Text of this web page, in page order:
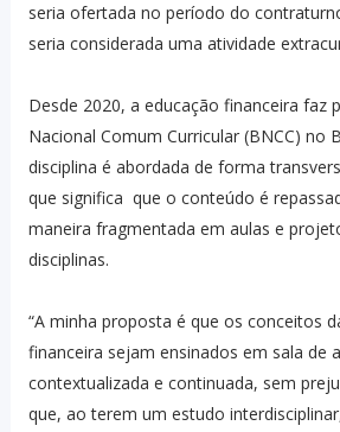
seria ofertada no período do
seria considerada uma atividade
Desde 2020, a educação financeira faz
Nacional Comum Curricular (BNCC) no
disciplina é abordada de forma
que significa que o conteúdo é
maneira fragmentada em aulas e
disciplinas.
“A minha proposta é que os conceitos
financeira sejam ensinados em sala de
contextualizada e continuada, sem
que, ao terem um estudo